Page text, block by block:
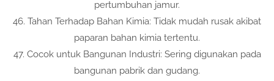
pertumbuhan jamur.
46. Tahan Terhadap Bahan Kimia: Tidak mudah rusak akibat
paparan bahan kimia tertentu.
47. Cocok untuk Bangunan Industri: Sering digunakan pada
bangunan pabrik dan gudang.